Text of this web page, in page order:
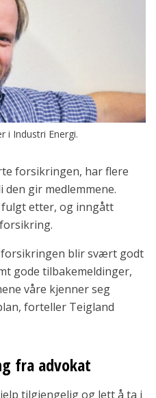
i Industri Energi.
forsikringen, har flere
gir medlemmene.
etter, og inngått
blir svært godt
gode tilbakemeldinger,
våre kjenner seg
forteller Teigland
fra advokat
tilgjengelig og lett å ta i